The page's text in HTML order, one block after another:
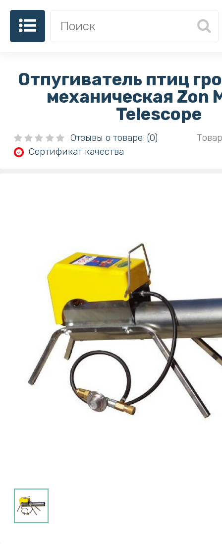
Отпугиватель птиц
механическая Zon
Telescope
Отзывы о товаре: (0)
Сертификат качества